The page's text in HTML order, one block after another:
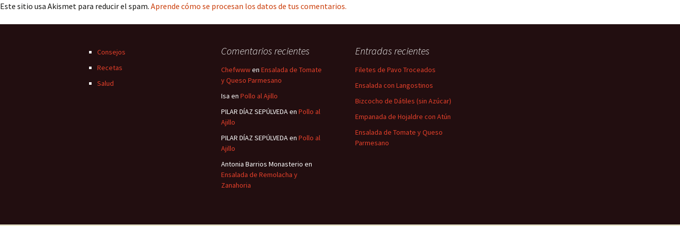
Este sitio usa Akismet para reducir el spam. Aprende cómo se procesan los datos de tus comentarios.
Consejos
Recetas
Salud
Comentarios recientes
Chefwwwen Ensalada de Tomate
y Queso Parmesano
Isa en Pollo al Ajillo
PILAR DÍAZ SEPÚLVEDAen Pollo al
Ajillo
PILAR DÍAZ SEPÚLVEDAen Pollo al
Ajillo
Antonia Barrios Monasterio en
Ensalada de Remolacha y
Zanahoria
Entradas recientes
Filetes de Pavo Troceados
Ensalada con Langostinos
Bizcocho de Dátiles (sin Azúcar)
Empanada de Hojaldre con Atún
Ensalada de Tomate y Queso
Parmesano